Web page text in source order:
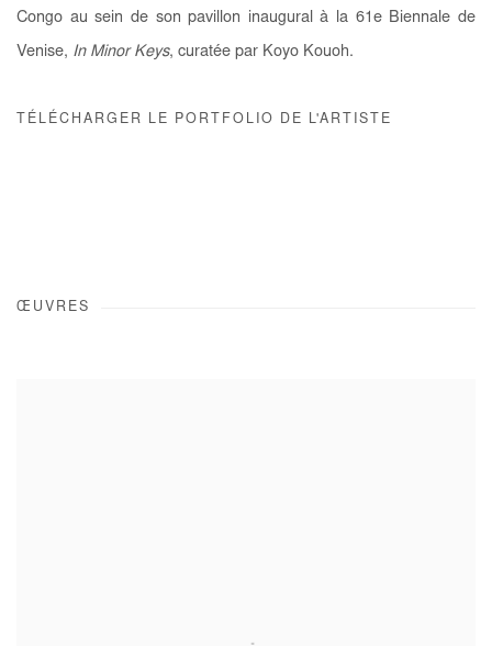
Congo au sein de son pavillon inaugural à la 61e Biennale de
Venise, In Minor Keys, curatée par Koyo Kouoh.
TÉLÉCHARGER LE PORTFOLIO DE L'ARTISTE
ŒUVRES